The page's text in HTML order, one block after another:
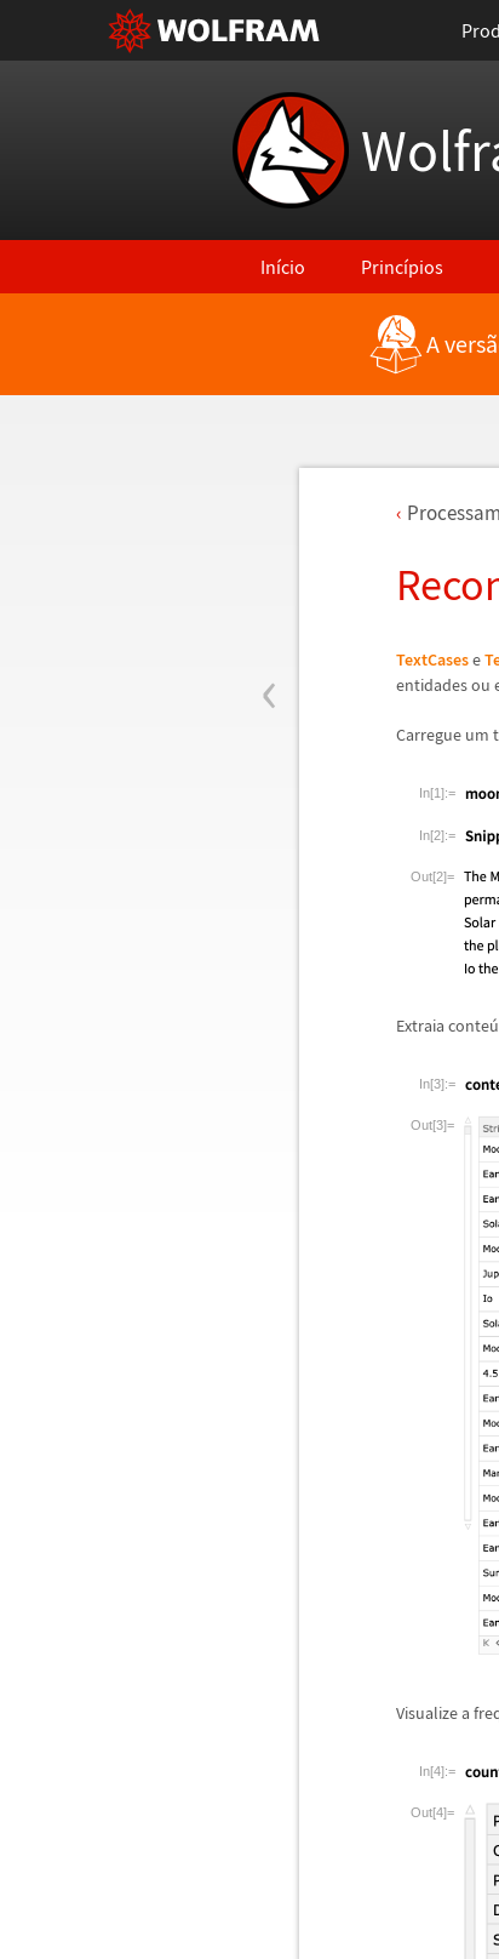
Início Princípios
A
‹ TextCasese
entidades ou
Carregue um
In[1]:=
In[2]:=
Out[2]=
Extraia conteú
In[3]:=
Out[3]=
Visualize a
In[4]:=
Out[4]=